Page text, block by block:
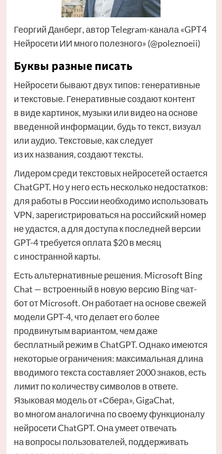
Георгий Данберг, автор Telegram-канала «GPT4
Нейросети ИИ много полезного» (@poleznoeii)
Буквы разные писать
Нейросети бывают двух типов: генеративные
и текстовые. Генеративные создают контент
в виде картинок, музыки или видео на основе
введенной информации, будь то текст, визуал
или аудио. Текстовые, как следует
из их названия, создают тексты.
Лидером среди текстовых нейросетей остается
ChatGPT. Но у него есть несколько недостатков:
для работы в России необходимо использовать
VPN, зарегистрироваться на российский номер
не удастся, а для доступа к последней версии
GPT-4 требуется оплата $20 в месяц
с иностранной карты.
Есть альтернативные решения. Microsoft Bing
Chat — встроенный в новую версию Bing чат-
бот от Microsoft. Он работает на основе свежей
модели GPT-4, что делает его более
продвинутым вариантом, чем даже
бесплатный режим в ChatGPT. Однако имеются
некоторые ограничения: максимальная длина
вводимого текста составляет 2000 знаков, есть
лимит по количеству символов в ответе.
Языковая модель от «Сбера», GigaChat,
во многом аналогична по своему функционалу
нейросети ChatGPT. Она умеет отвечать
на вопросы пользователей, поддерживать